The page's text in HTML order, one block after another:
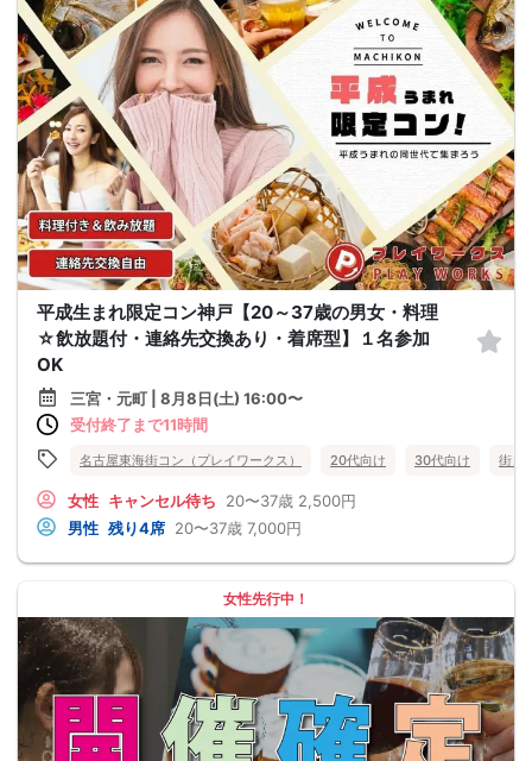
平成生まれ限定コン神戸【20～37歳の男女・料理
☆飲放題付・連絡先交換あり・着席型】１名参加
OK
三宮・元町 | 8月8日(土) 16:00〜
受付終了まで11時間
名古屋東海街コン（プレイワークス） 20代向け 30代向け 街コ
女性 キャンセル待ち 20〜37歳 2,500円
男性 残り4席 20〜37歳 7,000円
女性先行中！